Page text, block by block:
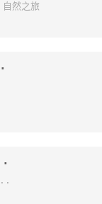
然之旅